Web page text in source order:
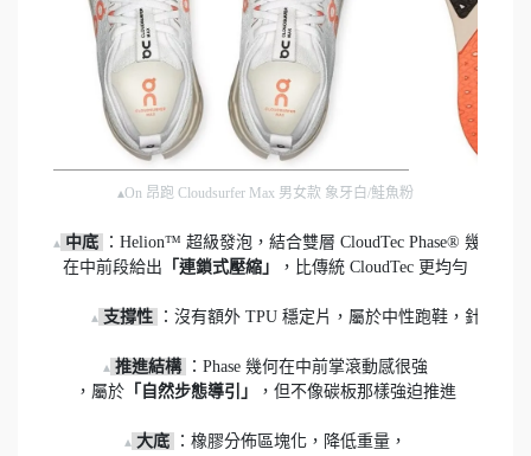
▴On 昂跑 Cloudsurfer Max 男女款 象牙白/鮭魚粉
▴ 中底
：Helion™ 超級發泡，結合雙層 CloudTec Phase® 幾何結
在中前段給出 「連鎖式壓縮」
▴ 支撐性 ：沒有額外 TPU 穩定片，屬於中性跑鞋，針對步
▴ 推進結構 ：Phase 幾何在中前掌滾動感很強
，屬於 「自然步態導引」 ，但不像碳板那樣強迫推進
▴ 大底
：橡膠分佈區塊化，降低重量，